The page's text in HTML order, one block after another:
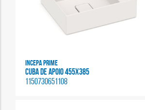
Incepa Prime
CUBA DE APOIO 455X385
1150730651108